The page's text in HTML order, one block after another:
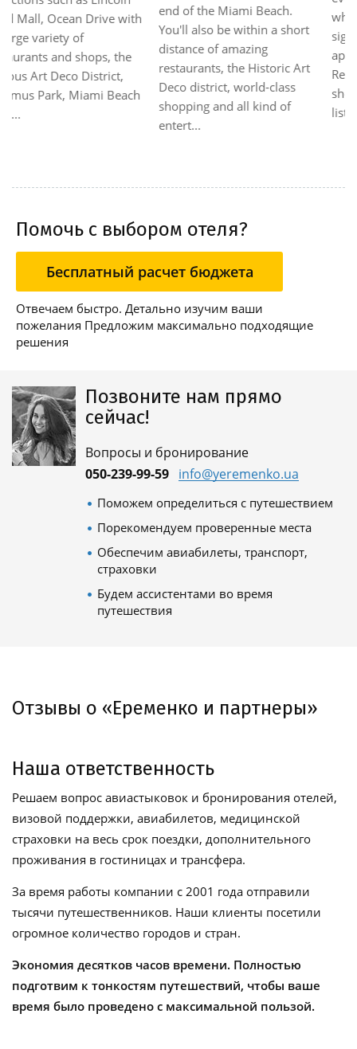
end of the Miami Beach.
You'll also be within a short
distance of amazing
restaurants, the Historic Art
Deco district, world-class
shopping and all kind of
where you can enjoy the
signature drinks and
appetizers. Relax in the
Re:mix lounge while
shooting a game of pool and
listening to t...
Помочь с выбором отеля?
Бесплатный расчет бюджета
Отвечаем быстро. Детально изучим ваши
пожелания Предложим максимально подходящие
решения
Позвоните нам прямо
сейчас!
Вопросы и бронирование
050-239-99-59 info@yeremenko.ua
Поможем определиться с путешествием
Порекомендуем проверенные места
Обеспечим авиабилеты, транспорт,
страховки
Будем ассистентами во время
путешествия
Отзывы о «Еременко и партнеры»
Наша ответственность
Решаем вопрос авиастыковок и бронирования отелей,
визовой поддержки, авиабилетов, медицинской
страховки на весь срок поездки, дополнительного
проживания в гостиницах и трансфера.
За время работы компании с 2001 года отправили
тысячи путешественников. Наши клиенты посетили
огромное количество городов и стран.
Экономия десятков часов времени. Полностью
подготвим к тонкостям путешествий, чтобы ваше
время было проведено с максимальной пользой.